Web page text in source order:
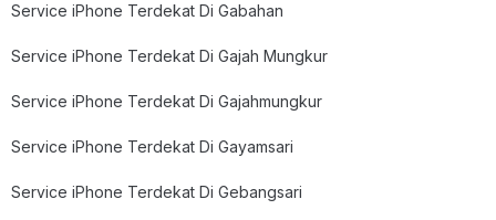
Service iPhone Terdekat Di Gabahan
Service iPhone Terdekat Di Gajah Mungkur
Service iPhone Terdekat Di Gajahmungkur
Service iPhone Terdekat Di Gayamsari
Service iPhone Terdekat Di Gebangsari